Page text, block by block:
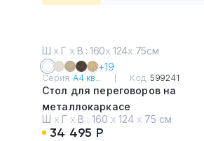
Ш х Г х В : 160х 124х 75см
+19
Серия:А4 кв... Код: 599241
Стол для переговоров на
металлокаркасе
Белый премиум
Ш х Г х В : 160 х 124 х 75 см
34 495 Р